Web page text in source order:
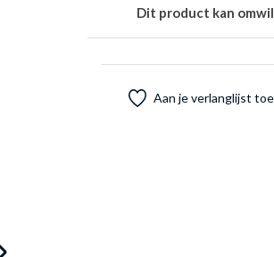
Dit product kan
Aan je verlanglijst